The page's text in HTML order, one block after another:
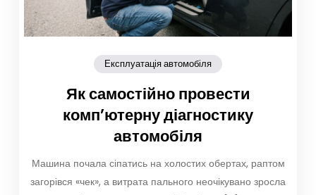
Експлуатація автомобіля
Як самостійно провести
комп’ютерну діагностику
автомобіля
Машина почала сіпатись на холостих обертах, раптом
загорівся «чек», а витрата пального неочікувано зросла